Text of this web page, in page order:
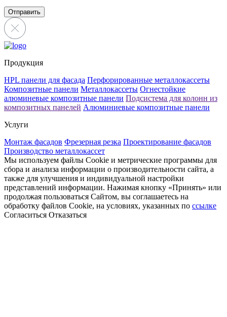
Отправить
Продукция
HPL панели для фасада Перфорированные металлокассеты
Композитные панели Металлокассеты Огнестойкие
алюминевые композитные панели Подсистема для колонн из
композитных панелей Алюминиевые композитные панели
Услуги
Монтаж фасадов Фрезерная резка Проектирование фасадов
Производство металлокассет
Мы используем файлы Cookie и метрические программы для
сбора и анализа информации о производительности сайта, а
также для улучшения и индивидуальной настройки
представлений информации. Нажимая кнопку «Принять» или
продолжая пользоваться Сайтом, вы соглашаетесь на
обработку файлов Cookie, на условиях, указанных по ссылке
Согласиться Отказаться